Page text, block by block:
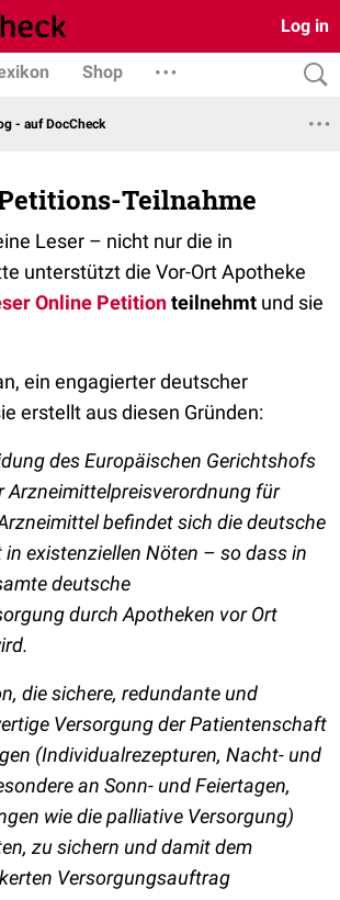
Log in
Shop
- auf DocCheck
Teilnahme
Leser – nicht nur die in
unterstützt die Vor-Ort Apotheke
Online Petitionteilnehmt und sie
ein engagierter deutscher
erstellt aus diesen Gründen:
des Europäischen Gerichtshofs
Arzneimittelpreisverordnung für
befindet sich die deutsche
existenziellen Nöten – so dass in
deutsche
durch Apotheken vor Ort
die sichere, redundante und
Versorgung der Patientenschaft
(Individualrezepturen, Nacht- und
an Sonn- und Feiertagen,
wie die palliative Versorgung)
zu sichern und damit dem
Versorgungsauftrag